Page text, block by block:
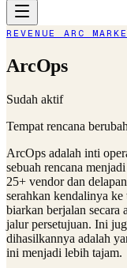
REVENUE ARC
ArcOps
Sudah aktif
Tempat rencana
ArcOps adalah inti
sebuah rencana
25+ vendor dan
serahkan kendalinya
biarkan berjalan
jalur persetujuan. Ini
dihasilkannya adalah
ini menjadi lebih tajam.